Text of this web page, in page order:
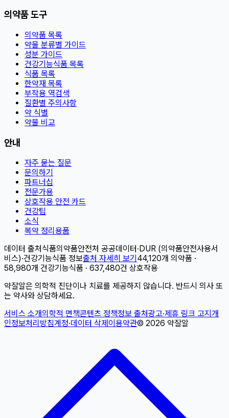
의약품 도구
의약품 목록
약물 분류별 가이드
성분 가이드
건강기능식품 목록
식품 목록
한약재 목록
부작용 역검색
질환별 주의사항
약 식별
약물 비교
안내
자주 묻는 질문
문의하기
파트너십
전문가용
상호작용 안전 카드
건강팁
소식
복약 정리용품
데이터 출처 식품의약품안전처 공공데이터 · DUR (의약품안전사용서
비스)·건강기능식품 정보출처 자세히 보기 44,120개 의약품 ·
58,980개 건강기능식품 · 637,480건 상호작용
약잘알은 의학적 진단이나 치료를 제공하지 않습니다. 반드시 의사 또
는 약사와 상담하세요.
서비스 소개의학적 면책콘텐츠 정책정보 출처광고·제휴 링크 고지 개
인정보처리방침계정·데이터 삭제 이용약관© 2026 약잘알